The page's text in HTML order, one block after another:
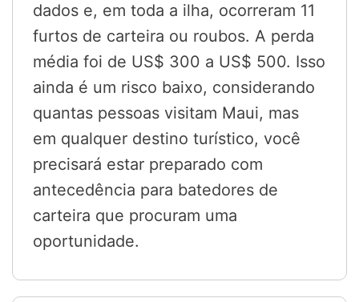
dados e, em toda a ilha, ocorreram 11
furtos de carteira ou roubos. A perda
média foi de US$ 300 a US$ 500. Isso
ainda é um risco baixo, considerando
quantas pessoas visitam Maui, mas
em qualquer destino turístico, você
precisará estar preparado com
antecedência para batedores de
carteira que procuram uma
oportunidade.